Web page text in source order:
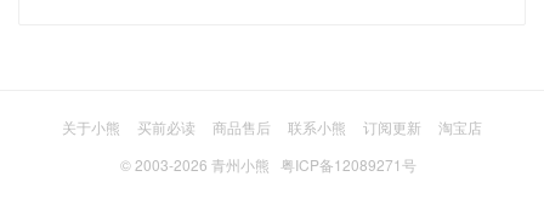
关于小熊 买前必读 商品售后 联系小熊 订阅更新
淘宝店
© 2003-2026 青州小熊 粤ICP备12089271号